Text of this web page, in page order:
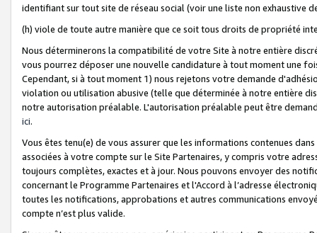
identifiant sur tout site de réseau social (voir une liste non exhaustive
(h) viole de toute autre manière que ce soit tous droits de propriété
Nous déterminerons la compatibilité de votre Site à notre entière
vous pourrez déposer une nouvelle candidature à tout moment une
Cependant, si à tout moment 1) nous rejetons votre demande
violation ou utilisation abusive (telle que déterminée à notre entière
notre autorisation préalable. L'autorisation préalable peut être
ici.
Vous êtes tenu(e) de vous assurer que les informations contenues
associées à votre compte sur le Site Partenaires, y compris votre
toujours complètes, exactes et à jour. Nous pouvons envoyer des
concernant le Programme Partenaires et l'Accord à l’adresse
toutes les notifications, approbations et autres communications
compte n’est plus valide.